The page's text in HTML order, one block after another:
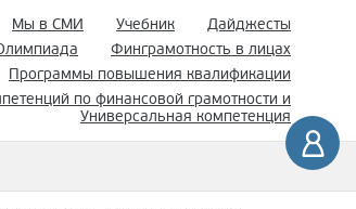
Мы в СМИ Учебник
Дайджесты
Финграмотность в лицах
Программы повышения квалификации
по финансовой грамотности и
Универсальная компетенция